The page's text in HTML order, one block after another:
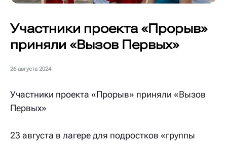
Участники проекта «Прорыв»
приняли «Вызов Первых»
26 августа 2024
Участники проекта «Прорыв» приняли «Вызов
Первых»
23 августа в лагере для подростков «группы